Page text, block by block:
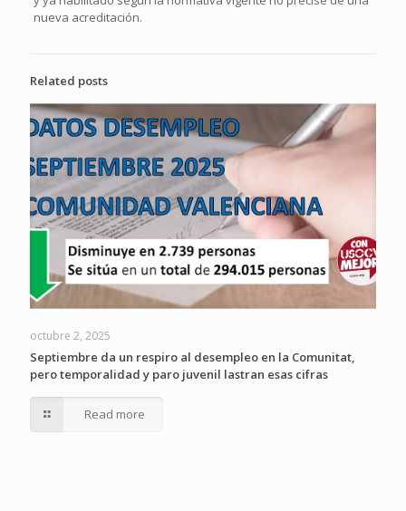
nueva acreditación.
Related posts
octubre 2, 2025
Septiembre da un respiro al desempleo en la Comunitat,
pero temporalidad y paro juvenil lastran esas cifras
Read more